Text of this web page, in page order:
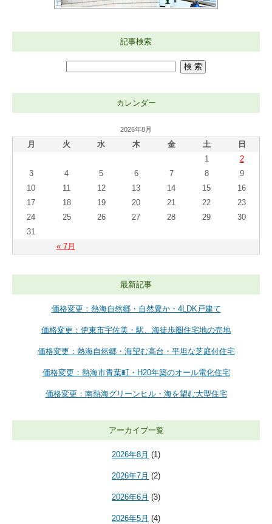
記事検索
カレンダー
2026年8月
月 火 水 木 金 土 日
« 7月
1
2
3
4 5 6 7 8
9
10
11 12 13 14 15
16
17
18 19 20 21 22
23
24
25 26 27 28 29
30
31
最新記事
価格変更：熱海自然郷・自然豊か・4LDK戸建て
価格変更：伊東市宇佐美・駅、海徒歩圏住宅地の売地
価格変更：熱海自然郷・海望む高台・平坦な芝庭付住宅
価格変更：熱海市青葉町・H20年築のオール電化住宅
価格変更：南熱海グリーンヒル・海を望む大型住宅
アーカイブ一覧
2026年8月 (1)
2026年7月 (2)
2026年6月 (3)
2026年5月 (4)